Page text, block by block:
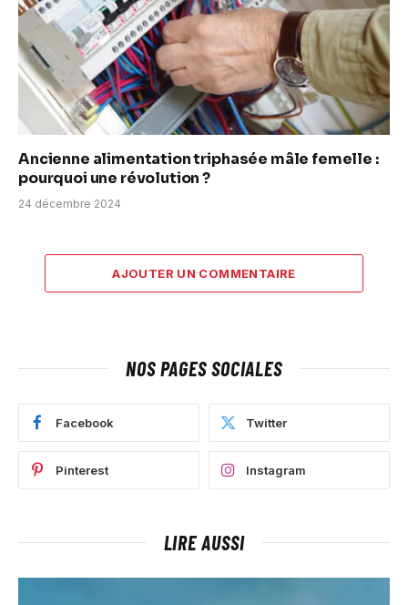
Ancienne alimentation triphasée mâle femelle :
pourquoi une révolution ?
24 décembre 2024
AJOUTER UN COMMENTAIRE
NOS PAGES SOCIALES
Facebook Twitter
Pinterest Instagram
LIRE AUSSI